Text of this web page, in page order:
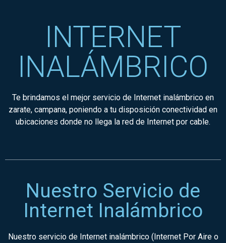
INTERNET
INALÁMBRICO
Te brindamos el mejor servicio de Internet inalámbrico en
zarate, campana, poniendo a tu disposición conectividad en
ubicaciones donde no llega la red de Internet por cable.
Nuestro Servicio de
Internet Inalámbrico
Nuestro servicio de Internet inalámbrico (Internet Por Aire o